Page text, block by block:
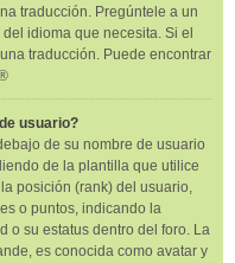
traducción. Pregúntele a un
idioma que necesita. Si el
traducción. Puede encontrar
usuario?
de su nombre de usuario
de la plantilla que utilice
posición (rank) del usuario,
o puntos, indicando la
o su estatus dentro del foro. La
es conocida como avatar y